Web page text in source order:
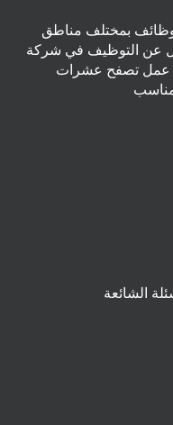
بمختلف مناطق
عن التوظيف في شركة
عمل تصفح عشرات
الشائعة